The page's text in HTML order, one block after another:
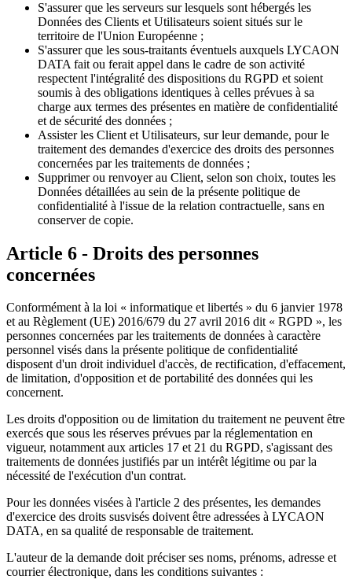
S'assurer que les serveurs sur lesquels sont hébergés les
Données des Clients et Utilisateurs soient situés sur le
territoire de l'Union Européenne ;
S'assurer que les sous-traitants éventuels auxquels LYCAON
DATA fait ou ferait appel dans le cadre de son activité
respectent l'intégralité des dispositions du RGPD et soient
soumis à des obligations identiques à celles prévues à sa
charge aux termes des présentes en matière de confidentialité
et de sécurité des données ;
Assister les Client et Utilisateurs, sur leur demande, pour le
traitement des demandes d'exercice des droits des personnes
concernées par les traitements de données ;
Supprimer ou renvoyer au Client, selon son choix, toutes les
Données détaillées au sein de la présente politique de
confidentialité à l'issue de la relation contractuelle, sans en
conserver de copie.
Article 6 - Droits des personnes
concernées
Conformément à la loi « informatique et libertés » du 6 janvier 1978
et au Règlement (UE) 2016/679 du 27 avril 2016 dit « RGPD », les
personnes concernées par les traitements de données à caractère
personnel visés dans la présente politique de confidentialité
disposent d'un droit individuel d'accès, de rectification, d'effacement,
de limitation, d'opposition et de portabilité des données qui les
concernent.
Les droits d'opposition ou de limitation du traitement ne peuvent être
exercés que sous les réserves prévues par la réglementation en
vigueur, notamment aux articles 17 et 21 du RGPD, s'agissant des
traitements de données justifiés par un intérêt légitime ou par la
nécessité de l'exécution d'un contrat.
Pour les données visées à l'article 2 des présentes, les demandes
d'exercice des droits susvisés doivent être adressées à LYCAON
DATA, en sa qualité de responsable de traitement.
L'auteur de la demande doit préciser ses noms, prénoms, adresse et
courrier électronique, dans les conditions suivantes :